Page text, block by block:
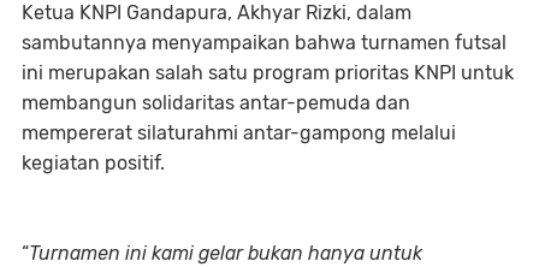
Ketua KNPI Gandapura, Akhyar Rizki, dalam
sambutannya menyampaikan bahwa turnamen futsal
ini merupakan salah satu program prioritas KNPI untuk
membangun solidaritas antar-pemuda dan
mempererat silaturahmi antar-gampong melalui
kegiatan positif.
“Turnamen ini kami gelar bukan hanya untuk